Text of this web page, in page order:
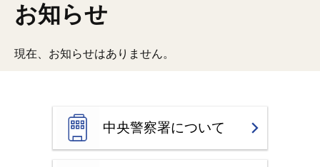
お知らせ
現在、お知らせはありません。
中央警察署について